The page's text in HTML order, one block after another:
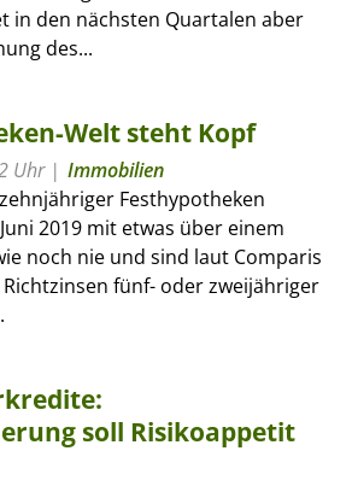
in den nächsten Quartalen aber
des...
Welt steht Kopf
Uhr
Immobilien
Festhypotheken
2019 mit etwas über einem
noch nie und sind laut Comparis
fünf- oder zweijähriger
soll Risikoappetit